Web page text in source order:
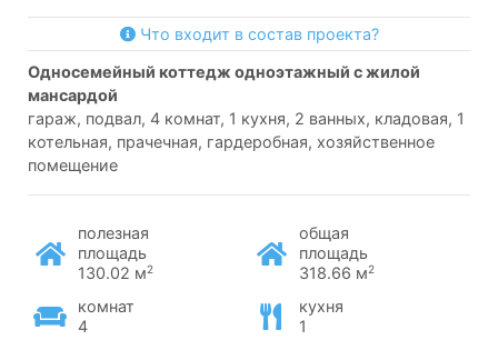
Что входит в состав проекта?
односемейный коттедж одноэтажный с жилой
мансардой
гараж, подвал, 4 комнат, 1 кухня, 2 ванных, кладовая, 1
котельная, прачечная, гардеробная, хозяйственное
помещение
полезная
площадь
130.02 м2
общая
площадь
318.66 м2
комнат
4
кухня
1